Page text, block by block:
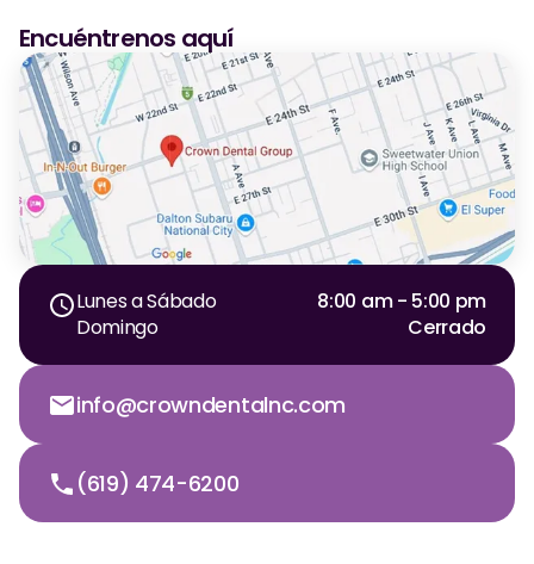
Encuéntrenos aquí
Lunes a Sábado
8:00 am - 5:00 pm
Domingo
Cerrado
info@crowndentalnc.com
(619) 474-6200